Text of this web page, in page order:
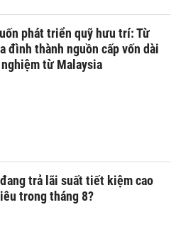
phát triển quỹ hưu trí: Từ
đình thành nguồn cấp vốn dài
nghiệm từ Malaysia
trả lãi suất tiết kiệm cao
trong tháng 8?